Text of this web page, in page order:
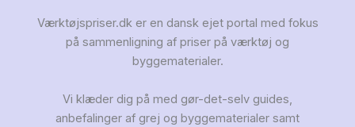
Værktøjspriser.dk er en dansk ejet portal med fokus
på sammenligning af priser på værktøj og
byggematerialer.
Vi klæder dig på med gør-det-selv guides,
anbefalinger af grej og byggematerialer samt